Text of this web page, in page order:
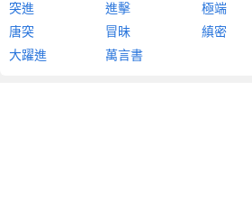
突進 進擊 極端
唐突
冒昧 縝密
大躍進
萬言書